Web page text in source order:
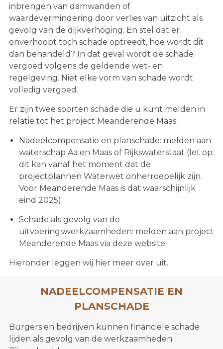
inbrengen van damwanden of
waardevermindering door verlies van uitzicht als
gevolg van de dijkverhoging. En stel dat er
onverhoopt toch schade optreedt, hoe wordt dit
dan behandeld? In dat geval wordt de schade
vergoed volgens de geldende wet- en
regelgeving. Niet elke vorm van schade wordt
volledig vergoed.
Er zijn twee soorten schade die u kunt melden in
relatie tot het project Meanderende Maas:
Nadeelcompensatie en planschade: melden aan
waterschap Aa en Maas of Rijkswaterstaat (let op:
dit kan vanaf het moment dat de
projectplannen Waterwet onherroepelijk zijn.
Voor Meanderende Maas is dat waarschijnlijk
eind 2025).
Schade als gevolg van de
uitvoeringswerkzaamheden: melden aan project
Meanderende Maas via deze website
Hieronder leggen wij hier meer over uit.
NADEELCOMPENSATIE EN
PLANSCHADE
Burgers en bedrijven kunnen financiële schade
lijden als gevolg van de werkzaamheden.